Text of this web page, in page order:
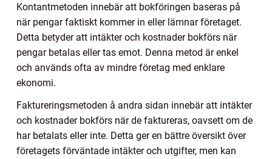
Kontantmetoden innebär att bokföringen baseras på
när pengar faktiskt kommer in eller lämnar företaget.
Detta betyder att intäkter och kostnader bokförs när
pengar betalas eller tas emot. Denna metod är enkel
och används ofta av mindre företag med enklare
ekonomi.
Faktureringsmetoden å andra sidan innebär att intäkter
och kostnader bokförs när de faktureras, oavsett om de
har betalats eller inte. Detta ger en bättre översikt över
företagets förväntade intäkter och utgifter, men kan